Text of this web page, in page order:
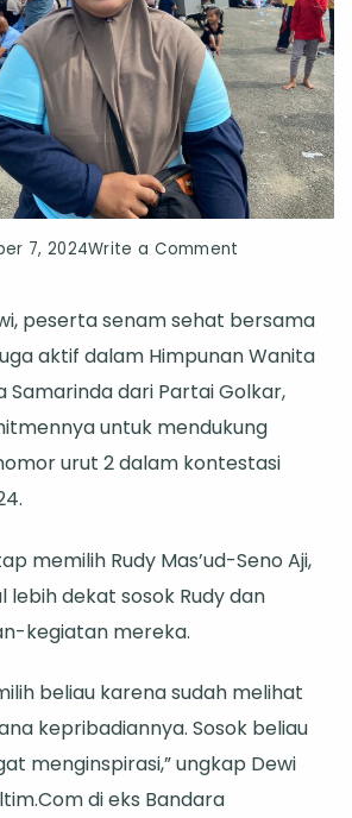
7, 2024Write a Comment
Agamis
dan
Dewi
Juga
Kesehatan
Gratis
peserta senam sehat bersama
aktif dalam Himpunan Wanita
Samarinda dari Partai Golkar,
untuk mendukung
urut 2 dalam kontestasi
memilih Rudy Mas’ud-Seno Aji,
dekat sosok Rudy dan
kegiatan mereka.
beliau karena sudah melihat
kepribadiannya. Sosok beliau
menginspirasi,” ungkap Dewi
di eks Bandara